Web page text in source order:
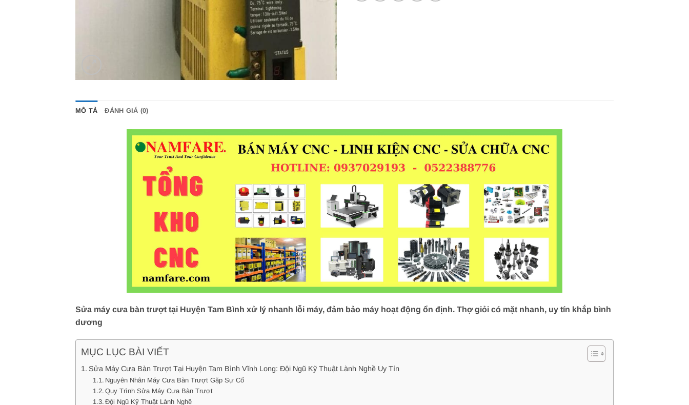
MÔ TẢ ĐÁNH GIÁ (0)
Sửa máy cưa bàn trượt tại Huyện Tam Bình xử lý nhanh lỗi máy, đảm bảo máy hoạt động ổn định. Thợ giỏi có mặt nhanh, uy tín khắp bình
dương
MỤC LỤC BÀI VIẾT
Sửa Máy Cưa Bàn Trượt Tại Huyện Tam Bình Vĩnh Long: Đội Ngũ Kỹ Thuật Lành Nghề Uy Tín
Nguyên Nhân Máy Cưa Bàn Trượt Gặp Sự Cố
Quy Trình Sửa Máy Cưa Bàn Trượt
Đội Ngũ Kỹ Thuật Lành Nghề